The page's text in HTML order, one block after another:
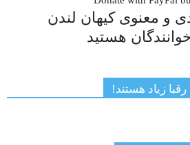
و معنوی کیهان لندن
هستید
رقبا زیاد هستند!